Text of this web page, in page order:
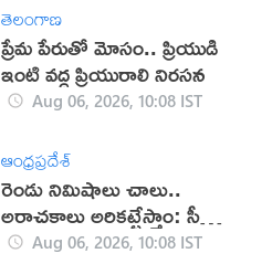
తెలంగాణ
ప్రేమ పేరుతో మోసం.. ప్రియుడి
ఇంటి వద్ద ప్రియురాలి నిరసన
Aug 06, 2026, 10:08 IST
ఆంధ్రప్రదేశ్
రెండు నిమిషాలు చాలు..
అరాచకాలు అరికట్టేస్తాం: సీఎం
చంద్రబాబు
Aug 06, 2026, 10:08 IST